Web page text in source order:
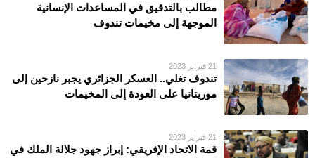
مطالب بالتدقيق في المساعدات الإنسانية
الموجهة إلى مخيمات تندوف
21 فبراير 2023
تندوف تغلي.. العسكر الجزائري يجبر نازحين إلى
موريتانيا على العودة إلى المخيمات
21 فبراير 2023
قمة الاتحاد الإفريقي: إبراز جهود جلالة الملك في